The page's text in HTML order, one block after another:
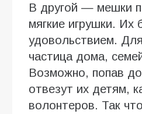
В другой — мешки
мягкие игрушки. Их
удовольствием.
частица дома,
Возможно, попав
отвезут их детям,
волонтеров. Так